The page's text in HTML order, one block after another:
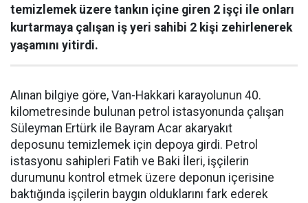
temizlemek üzere tankın içine giren 2 işçi ile onları
kurtarmaya çalışan iş yeri sahibi 2 kişi zehirlenerek
yaşamını yitirdi.
Alınan bilgiye göre, Van-Hakkari karayolunun 40.
kilometresinde bulunan petrol istasyonunda çalışan
Süleyman Ertürk ile Bayram Acar akaryakıt
deposunu temizlemek için depoya girdi. Petrol
istasyonu sahipleri Fatih ve Baki İleri, işçilerin
durumunu kontrol etmek üzere deponun içerisine
baktığında işçilerin baygın olduklarını fark ederek